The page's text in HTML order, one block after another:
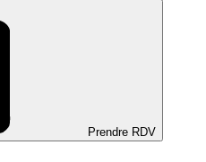
Prendre RDV